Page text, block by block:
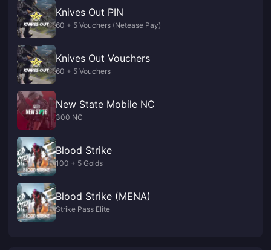
Knives Out PIN
60 + 5 Vouchers (Netease Pay)
Knives Out Vouchers
60 + 5 Vouchers
New State Mobile NC
300 NC
Blood Strike
100 + 5 Golds
Blood Strike (MENA)
Strike Pass Elite